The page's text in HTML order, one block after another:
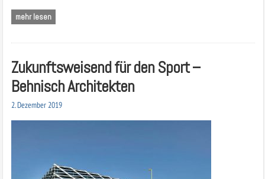
mehr lesen
Zukunftsweisend für den Sport –
Behnisch Architekten
2. Dezember 2019